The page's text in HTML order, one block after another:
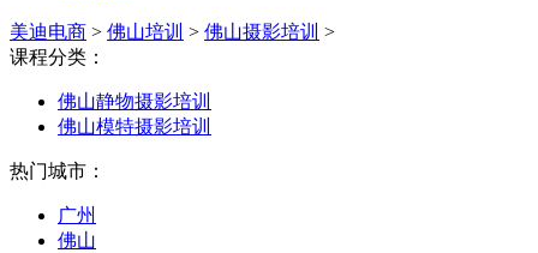
美迪电商 > 佛山培训 > 佛山摄影培训 >
课程分类：
佛山静物摄影培训
佛山模特摄影培训
热门城市：
广州
佛山